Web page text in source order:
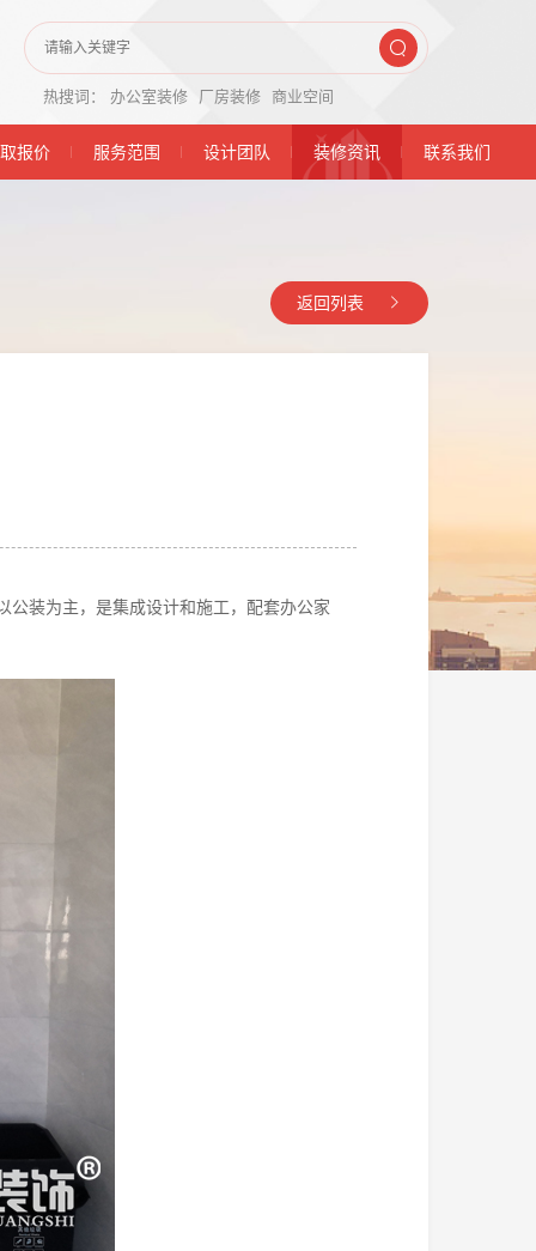
热搜词： 办公室装修 厂房装修 商业空间
报价 服务范围 设计团队 装修资讯 联系我们
返回列表
公装为主，是集成设计和施工，配套办公家